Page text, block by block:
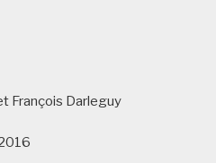
François Darleguy